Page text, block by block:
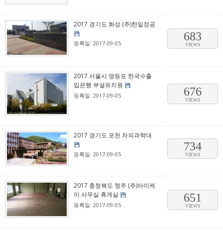
2017 경기도 화성 (주)한일정공
등록일: 2017-09-05
683
VIEWS
2017 서울시 영등포 한국수출
입은행 부설유치원
등록일: 2017-09-05 676
VIEWS
2017 경기도 포천 차의과학대
등록일: 2017-09-05
734
VIEWS
2017 충청북도 청주 (주)아이케
이 사무실 휴게실
등록일: 2017-09-05
651
VIEWS